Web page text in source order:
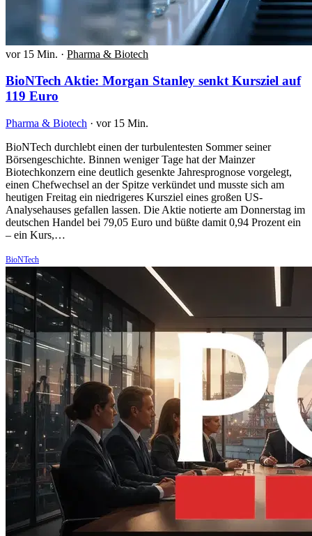
vor 15 Min. · Pharma & Biotech
BioNTech Aktie: Morgan Stanley senkt Kursziel auf
119 Euro
Pharma & Biotech · vor 15 Min.
BioNTech durchlebt einen der turbulentesten Sommer seiner
Börsengeschichte. Binnen weniger Tage hat der Mainzer
Biotechkonzern eine deutlich gesenkte Jahresprognose vorgelegt,
einen Chefwechsel an der Spitze verkündet und musste sich am
heutigen Freitag ein niedrigeres Kursziel eines großen US-
Analysehauses gefallen lassen. Die Aktie notierte am Donnerstag im
deutschen Handel bei 79,05 Euro und büßte damit 0,94 Prozent ein
– ein Kurs,…
BioNTech